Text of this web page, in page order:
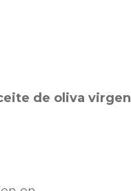
de oliva virgen